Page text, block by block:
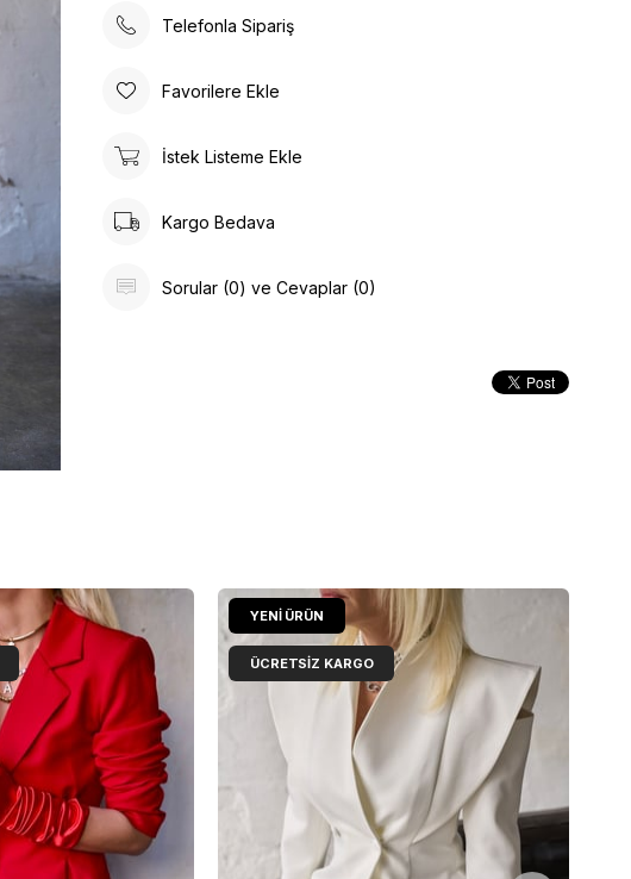
Telefonla Sipariş
Favorilere Ekle
İstek Listeme Ekle
Kargo Bedava
Sorular (0) ve Cevaplar (0)
YENI ÜRÜN
ÜCRETSIZ KARGO